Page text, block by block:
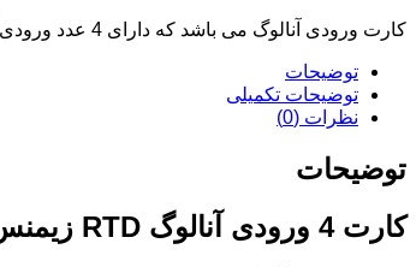
کارت ورودی آنالوگ می باشد که دارای 4 عدد ورودی آنالوگ به صورت RTD میباشد. 4AI RTD
توضیحات
توضیحات تکمیلی
نظرات (0)
توضیحات
کارت 4 ورودی آنالوگ RTD زیمنس 6ES7231-5PD32-0XB0